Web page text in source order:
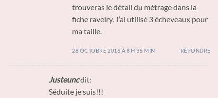
trouveras le détail du métrage dans la
fiche ravelry. J’ai utilisé 3 écheveaux pour
ma taille.
28 OCTOBRE 2016 À 8 H 35 MIN RÉPONDRE
Justeuncdit:
Séduite je suis!!!